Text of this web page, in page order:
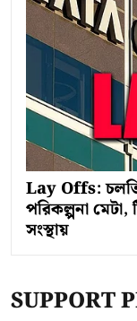
Lay Offs:
পরিকল্পনা
সংস্থায়
SUPPORT